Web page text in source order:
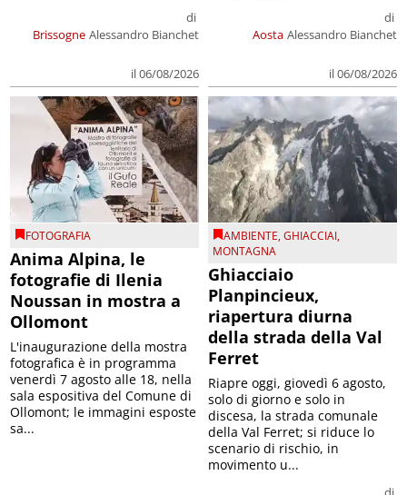
Brissogne
di
Alessandro Bianchet
il 06/08/2026
Aosta
di
Alessandro Bianchet
il 06/08/2026
FOTOGRAFIA
Anima Alpina, le
fotografie di Ilenia
Noussan in mostra a
Ollomont
L'inaugurazione della mostra
fotografica è in programma
venerdì 7 agosto alle 18, nella
sala espositiva del Comune di
Ollomont; le immagini esposte
sa...
AMBIENTE,GHIACCIAI,
MONTAGNA
Ghiacciaio
Planpincieux,
riapertura diurna
della strada della Val
Ferret
Riapre oggi, giovedì 6 agosto,
solo di giorno e solo in
discesa, la strada comunale
della Val Ferret; si riduce lo
scenario di rischio, in
movimento u...